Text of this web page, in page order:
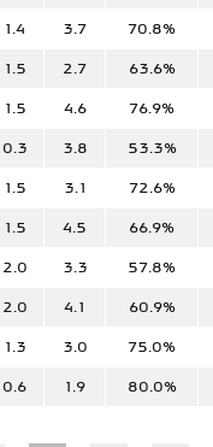
70.8%
3.7
1.4
63.6%
2.7
1.5
76.9%
4.6
1.5
53.3%
3.8
0.3
72.6%
3.1
1.5
66.9%
4.5
1.5
57.8%
3.3
2.0
60.9%
4.1
2.0
75.0%
3.0
1.3
80.0%
1.9
0.6